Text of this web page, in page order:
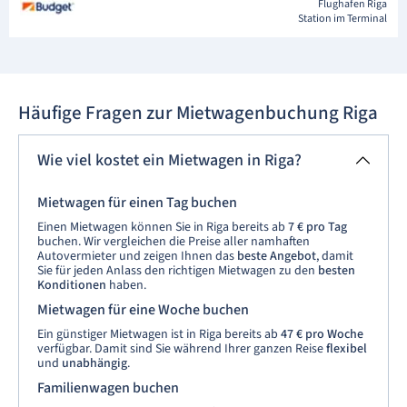
Flughafen Riga
Station im Terminal
Häufige Fragen zur Mietwagenbuchung Riga
Wie viel kostet ein Mietwagen in Riga?
Mietwagen für einen Tag buchen
Einen Mietwagen können Sie in Riga bereits ab 7 € pro Tag
buchen. Wir vergleichen die Preise aller namhaften
Autovermieter und zeigen Ihnen das beste Angebot, damit
Sie für jeden Anlass den richtigen Mietwagen zu den besten
Konditionen haben.
Mietwagen für eine Woche buchen
Ein günstiger Mietwagen ist in Riga bereits ab 47 € pro Woche
verfügbar. Damit sind Sie während Ihrer ganzen Reiseflexibel
und unabhängig.
Familienwagen buchen